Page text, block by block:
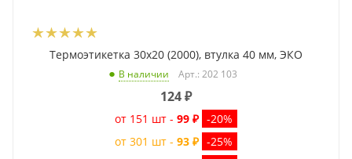
Термоэтикетка 30x20 (2000), втулка 40 мм, ЭКО
В наличии Арт.: 202 103
124₽
от 151 шт - 99 ₽ -20%
от 301 шт - 93 ₽ -25%